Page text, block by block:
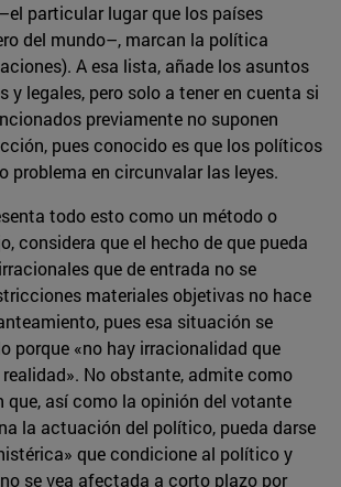
particular lugar que los países
del mundo–, marcan la política
A esa lista, añade los asuntos
y legales, pero solo a tener en cuenta si
previamente no suponen
pues conocido es que los políticos
problema en circunvalar las leyes.
todo esto como un método o
considera que el hecho de que pueda
que de entrada no se
materiales objetivas no hace
pues esa situación se
porque «no hay irracionalidad que
No obstante, admite como
que, así como la opinión del votante
la actuación del político, pueda darse
que condicione al político y
se vea afectada a corto plazo por